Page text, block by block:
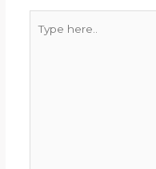
here..